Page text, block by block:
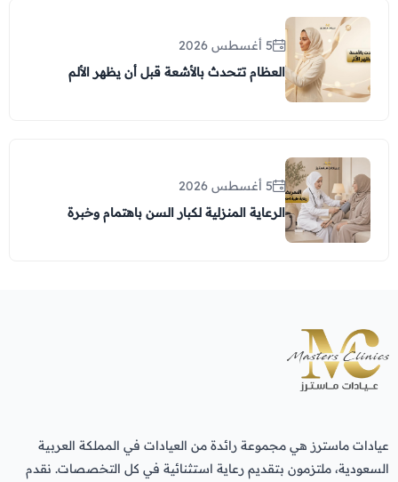
5 أغسطس 2026
العظام تتحدث بالأشعة قبل أن يظهر الألم
5 أغسطس 2026
الرعاية المنزلية لكبار السن باهتمام وخبرة
عيادات ماسترز هي مجموعة رائدة من العيادات في المملكة العربية
السعودية، ملتزمون بتقديم رعاية استثنائية في كل التخصصات. نقدم